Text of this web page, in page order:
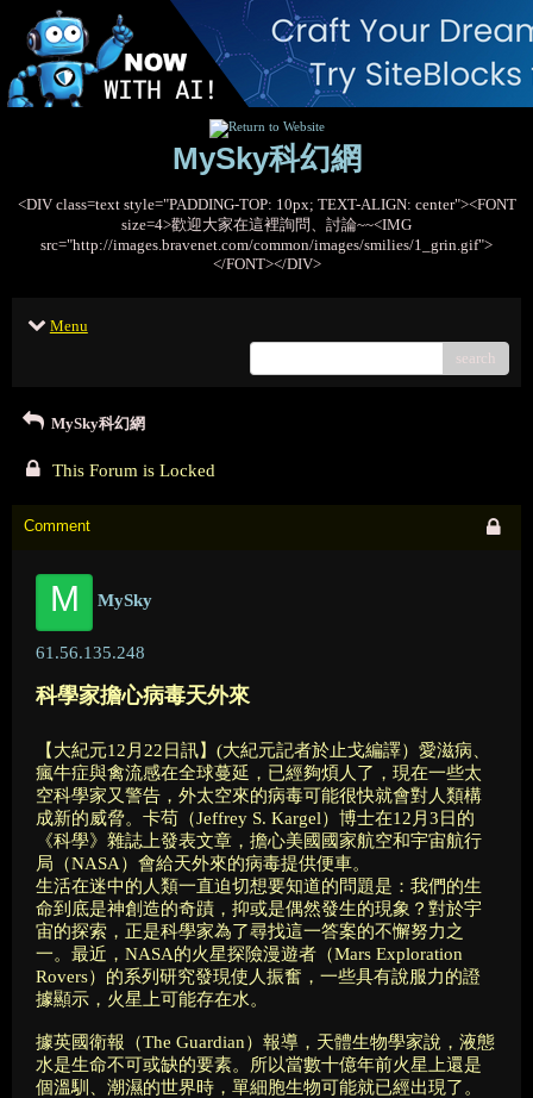
MySky科幻網
<DIV class=text style="PADDING-TOP: 10px; TEXT-ALIGN: center"><FONT
size=4>歡迎大家在這裡詢問、討論~~<IMG
src="http://images.bravenet.com/common/images/smilies/1_grin.gif">
</FONT></DIV>
Menu
search
MySky科幻網
This Forum is Locked
Comment
M MySky
61.56.135.248
科學家擔心病毒天外來
【大紀元12月22日訊】(大紀元記者於止戈編譯）愛滋病、
瘋牛症與禽流感在全球蔓延，已經夠煩人了，現在一些太
空科學家又警告，外太空來的病毒可能很快就會對人類構
成新的威脅。卡苟（Jeffrey S. Kargel）博士在12月3日的
《科學》雜誌上發表文章，擔心美國國家航空和宇宙航行
局（NASA）會給天外來的病毒提供便車。
生活在迷中的人類一直迫切想要知道的問題是：我們的生
命到底是神創造的奇蹟，抑或是偶然發生的現象？對於宇
宙的探索，正是科學家為了尋找這一答案的不懈努力之
一。最近，NASA的火星探險漫遊者（Mars Exploration
Rovers）的系列研究發現使人振奮，一些具有說服力的證
據顯示，火星上可能存在水。
據英國衛報（The Guardian）報導，天體生物學家說，液態
水是生命不可或缺的要素。所以當數十億年前火星上還是
個溫馴、潮濕的世界時，單細胞生物可能就已經出現了。